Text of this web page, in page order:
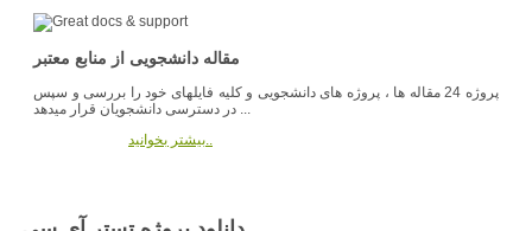
مقاله دانشجویی از منابع معتبر
پروژه 24 مقاله ها ، پروژه های دانشجویی و کلیه فایلهای خود را بررسی و سپس
در دسترسی دانشجویان قرار میدهد ...
بیشتر بخوانید..